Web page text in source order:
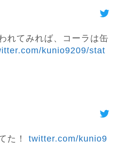
れてみれば、コーラは缶
kunio9209/stat
た！ twitter.com/kunio9